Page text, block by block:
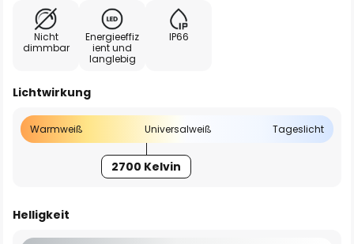
Nicht
dimmbar
Energieeffiz
ient und
langlebig
IP66
Lichtwirkung
Warmweiß Universalweiß Tageslicht
2700 Kelvin
Helligkeit